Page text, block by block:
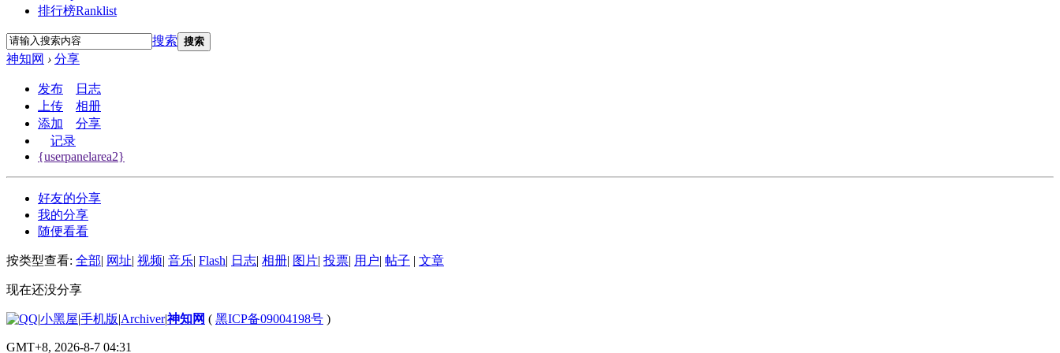
排行榜Ranklist
搜索 搜索
神知网 › 分享
发布
日志
上传
相册
添加
分享
记录
{userpanelarea2}
好友的分享
我的分享
随便看看
按类型查看: 全部| 网址| 视频| 音乐| Flash| 日志| 相册| 图片| 投票| 用户| 帖子 | 文章
现在还没分享
|小黑屋|手机版|Archiver|神知网 ( 黑ICP备09004198号 )
GMT+8, 2026-8-7 04:31